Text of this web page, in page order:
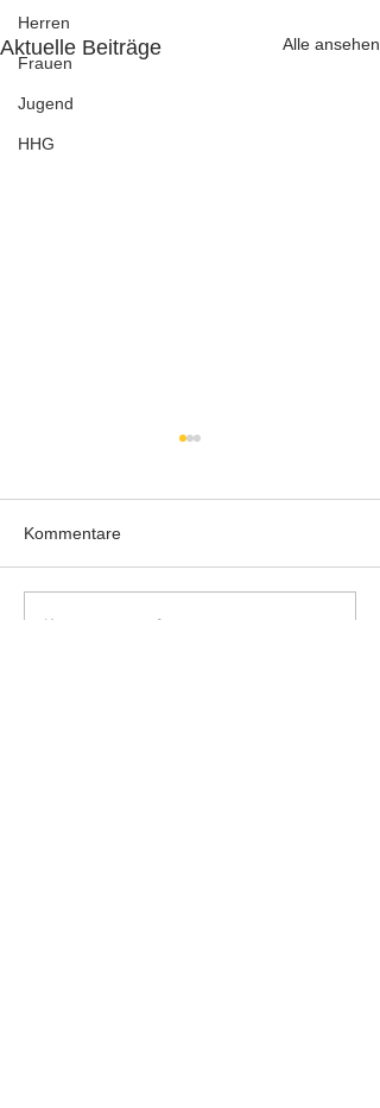
Herren
Frauen
Jugend
HHG
Aktuelle Beiträge Alle ansehen
Starker Kampf in der
Kommentare
Kommentar verfassen...